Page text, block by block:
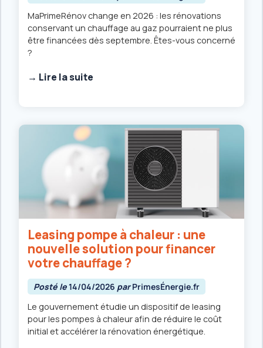
MaPrimeRénov change en 2026 : les rénovations
conservant un chauffage au gaz pourraient ne plus
être financées dès septembre. Êtes-vous concerné
?
→ Lire la suite
Leasing pompe à chaleur : une
nouvelle solution pour financer
votre chauffage ?
Posté le14/04/2026 parPrimesÉnergie.fr
Le gouvernement étudie un dispositif de leasing
pour les pompes à chaleur afin de réduire le coût
initial et accélérer la rénovation énergétique.